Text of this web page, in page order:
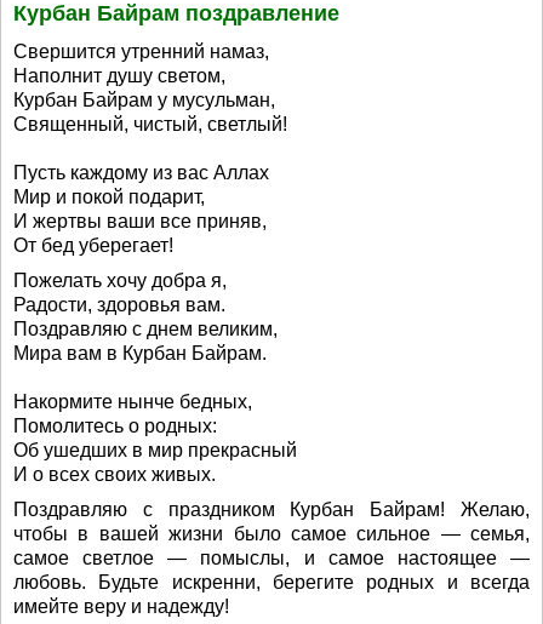
Курбан Байрам поздравление
Свершится утренний намаз,
Наполнит душу светом,
Курбан Байрам у мусульман,
Священный, чистый, светлый!
Пусть каждому из вас Аллах
Мир и покой подарит,
И жертвы ваши все приняв,
От бед уберегает!
Пожелать хочу добра я,
Радости, здоровья вам.
Поздравляю с днем великим,
Мира вам в Курбан Байрам.
Накормите нынче бедных,
Помолитесь о родных:
Об ушедших в мир прекрасный
И о всех своих живых.
Поздравляю с праздником Курбан Байрам! Желаю,
чтобы в вашей жизни было самое сильное — семья,
самое светлое — помыслы, и самое настоящее —
любовь. Будьте искренни, берегите родных и всегда
имейте веру и надежду!